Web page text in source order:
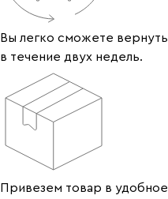
Вы легко сможете
в течение двух недель.
Привезем товар в